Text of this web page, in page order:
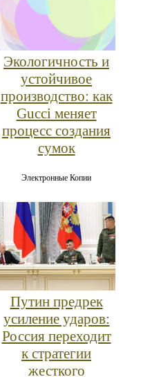
Экологичность и
устойчивое
производство: как
Gucci меняет
процесс создания
сумок
Электронные Копии
Путин предрек
усиление ударов:
Россия переходит
к стратегии
жесткого